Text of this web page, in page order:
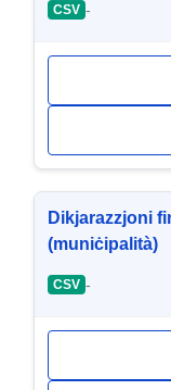
CSV -
Dikjarazzjoni
(muniċipalità)
CSV -